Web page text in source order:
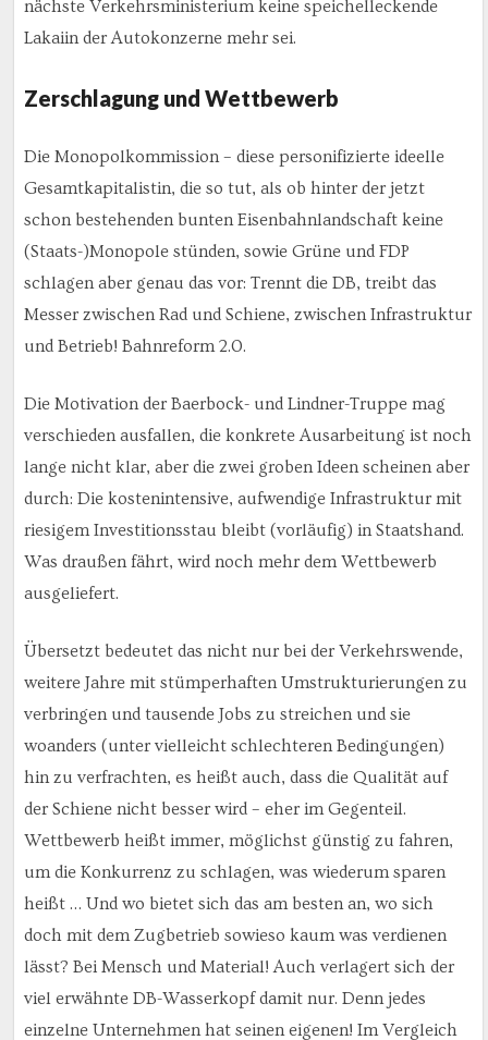
nächste Verkehrsministerium keine speichelleckende
Lakaiin der Autokonzerne mehr sei.
Zerschlagung und Wettbewerb
Die Monopolkommission – diese personifizierte ideelle
Gesamtkapitalistin, die so tut, als ob hinter der jetzt
schon bestehenden bunten Eisenbahnlandschaft keine
(Staats-)Monopole stünden, sowie Grüne und FDP
schlagen aber genau das vor: Trennt die DB, treibt das
Messer zwischen Rad und Schiene, zwischen Infrastruktur
und Betrieb! Bahnreform 2.0.
Die Motivation der Baerbock- und Lindner-Truppe mag
verschieden ausfallen, die konkrete Ausarbeitung ist noch
lange nicht klar, aber die zwei groben Ideen scheinen aber
durch: Die kostenintensive, aufwendige Infrastruktur mit
riesigem Investitionsstau bleibt (vorläufig) in Staatshand.
Was draußen fährt, wird noch mehr dem Wettbewerb
ausgeliefert.
Übersetzt bedeutet das nicht nur bei der Verkehrswende,
weitere Jahre mit stümperhaften Umstrukturierungen zu
verbringen und tausende Jobs zu streichen und sie
woanders (unter vielleicht schlechteren Bedingungen)
hin zu verfrachten, es heißt auch, dass die Qualität auf
der Schiene nicht besser wird – eher im Gegenteil.
Wettbewerb heißt immer, möglichst günstig zu fahren,
um die Konkurrenz zu schlagen, was wiederum sparen
heißt … Und wo bietet sich das am besten an, wo sich
doch mit dem Zugbetrieb sowieso kaum was verdienen
lässt? Bei Mensch und Material! Auch verlagert sich der
viel erwähnte DB-Wasserkopf damit nur. Denn jedes
einzelne Unternehmen hat seinen eigenen! Im Vergleich